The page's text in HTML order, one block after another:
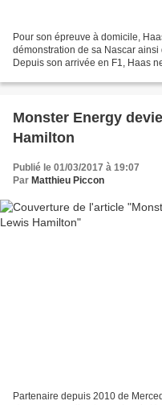
Pour son épreuve à domicile,
démonstration de sa Nascar
Depuis son arrivée en F1, Haas
Monster Energy
Hamilton
Publié le 01/03/2017 à 19:07
Par Matthieu Piccon
Partenaire depuis 2010 de